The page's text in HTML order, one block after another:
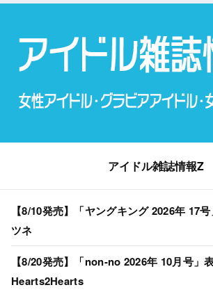
アイドル雑誌情報Z
【8/10発売】「ヤングキング 2026年 17
ツネ
【8/20発売】「non-no 2026年 10月号」
Hearts2Hearts